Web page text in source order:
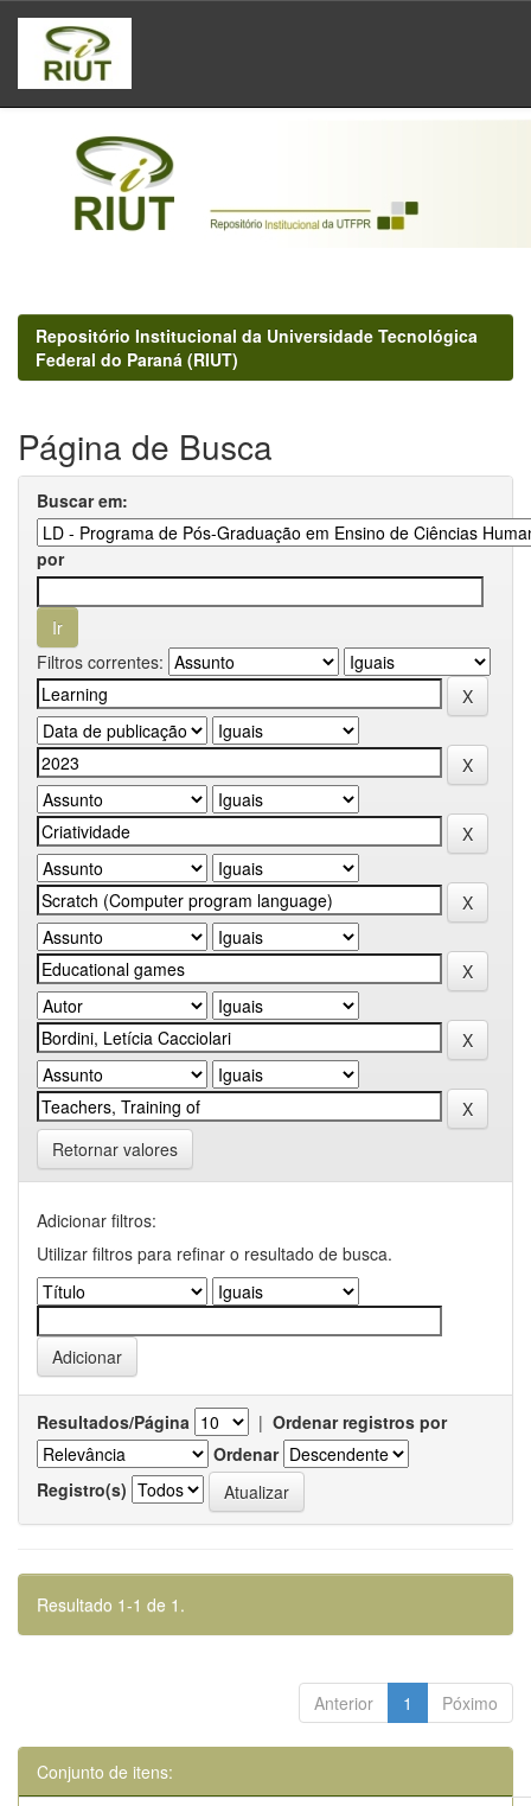
Skip
navigation
Repositório Institucional da Universidade Tecnológica
Federal do Paraná (RIUT)
Página de Busca
Buscar em:
por
Filtros correntes:
Retornar valores
Adicionar filtros:
Utilizar filtros para refinar o resultado de busca.
Resultados/Página | Ordenar registros por
Ordenar
Registro(s)
Resultado 1-1 de 1.
Anterior 1 Póximo
Conjunto de itens: